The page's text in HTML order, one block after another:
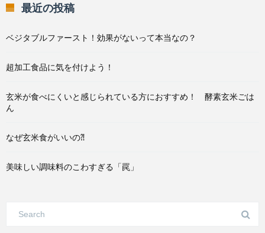
最近の投稿
ベジタブルファースト！効果がないって本当なの？
超加工食品に気を付けよう！
玄米が食べにくいと感じられている方におすすめ！ 酵素玄米ごは
ん
なぜ玄米食がいいの⁈
美味しい調味料のこわすぎる「罠」